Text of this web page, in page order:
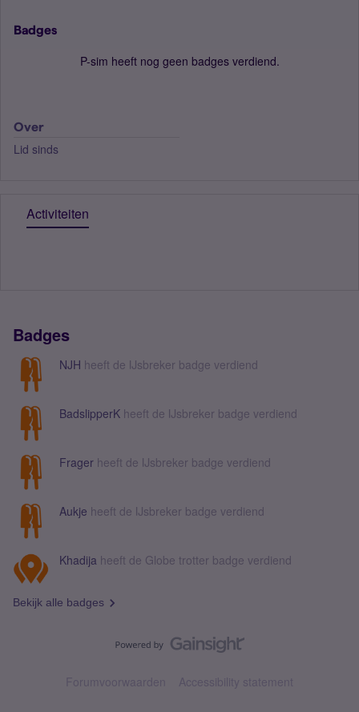
Badges
P-sim heeft nog geen badges verdiend.
Over
Lid sinds
Activiteiten
Badges
NJH heeft de IJsbreker badge verdiend
BadslipperK heeft de IJsbreker badge verdiend
Frager heeft de IJsbreker badge verdiend
Aukje heeft de IJsbreker badge verdiend
Khadija heeft de Globe trotter badge verdiend
Bekijk alle badges
Forumvoorwaarden Accessibility statement